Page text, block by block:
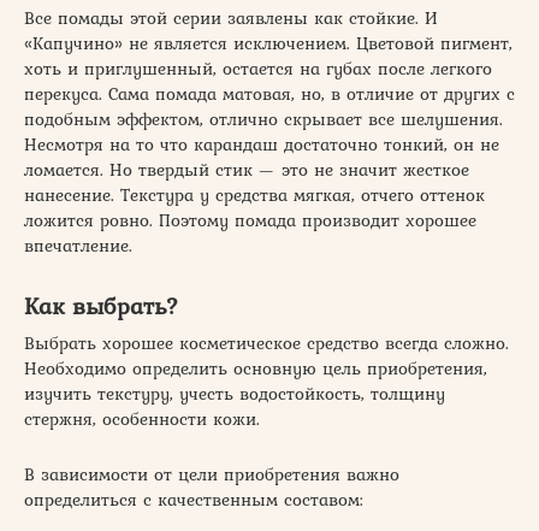
Все помады этой серии заявлены как стойкие. И
«Капучино» не является исключением. Цветовой пигмент,
хоть и приглушенный, остается на губах после легкого
перекуса. Сама помада матовая, но, в отличие от других с
подобным эффектом, отлично скрывает все шелушения.
Несмотря на то что карандаш достаточно тонкий, он не
ломается. Но твердый стик — это не значит жесткое
нанесение. Текстура у средства мягкая, отчего оттенок
ложится ровно. Поэтому помада производит хорошее
впечатление.
Как выбрать?
Выбрать хорошее косметическое средство всегда сложно.
Необходимо определить основную цель приобретения,
изучить текстуру, учесть водостойкость, толщину
стержня, особенности кожи.
В зависимости от цели приобретения важно
определиться с качественным составом: